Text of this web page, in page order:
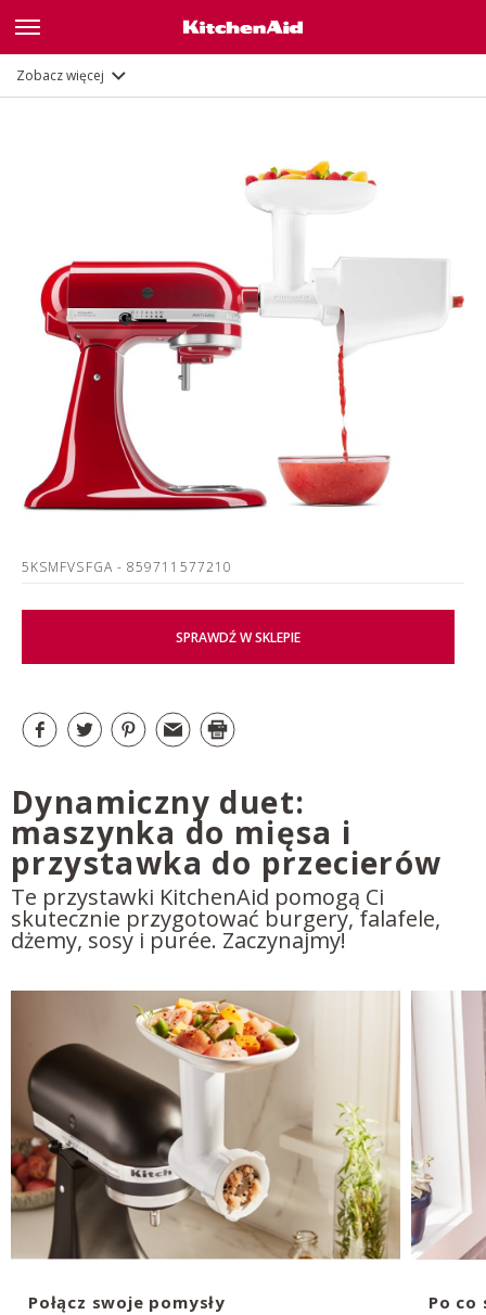
Zobacz więcej
5KSMFVSFGA - 859711577210
SPRAWDŹ W SKLEPIE
Dynamiczny duet:
maszynka do mięsa i
przystawka do przecierów
Te przystawki KitchenAid pomogą Ci
skutecznie przygotować burgery, falafele,
dżemy, sosy i purée. Zaczynajmy!
Połącz swoje pomysły Po co